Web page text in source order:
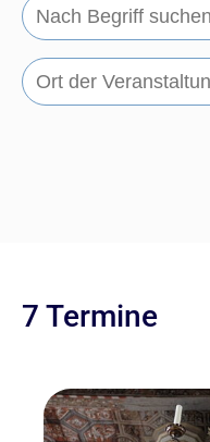
7 Termine